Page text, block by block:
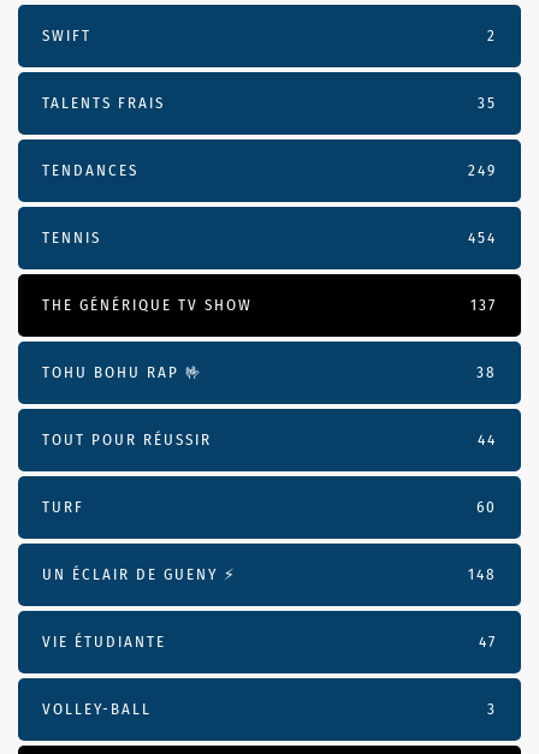
SWIFT 2
TALENTS FRAIS 35
TENDANCES 249
TENNIS 454
THE GÉNÉRIQUE TV SHOW 137
TOHU BOHU RAP 🤟 38
TOUT POUR RÉUSSIR 44
TURF 60
UN ÉCLAIR DE GUENY ⚡️ 148
VIE ÉTUDIANTE 47
VOLLEY-BALL 3